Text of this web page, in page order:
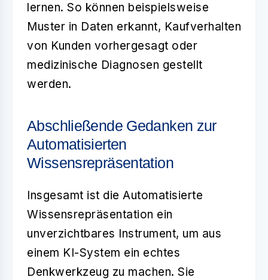
lernen. So können beispielsweise
Muster in Daten erkannt, Kaufverhalten
von Kunden vorhergesagt oder
medizinische Diagnosen gestellt
werden.
Abschließende Gedanken zur
Automatisierten
Wissensrepräsentation
Insgesamt ist die Automatisierte
Wissensrepräsentation ein
unverzichtbares Instrument, um aus
einem KI-System ein echtes
Denkwerkzeug zu machen. Sie